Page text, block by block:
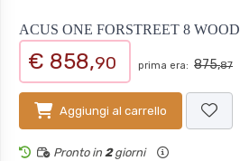
ACUS ONE FORSTREET 8 WOOD
€ 858,90 prima era: 875,87
Aggiungi al carrello
Pronto in 2giorni